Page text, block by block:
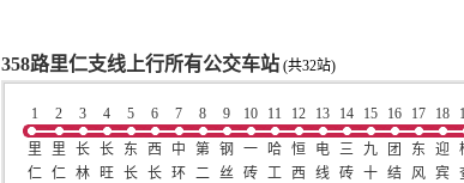
358路里仁支线上行所有公交车站 (共32站)
1
里
仁
2
里
仁
3
长
林
4
长
旺
5
东
长
6
西
长
7
中
环
8
第
二
9
钢
丝
10
一
砖
11
哈
工
12
恒
西
13
电
线
14
三
砖
15
九
十
16
团
结
17
东
风
18
迎
宾